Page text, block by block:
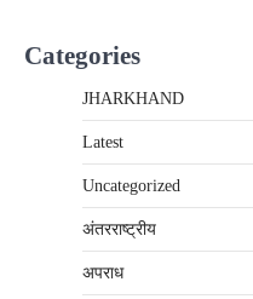
Categories
JHARKHAND
Latest
Uncategorized
अंतरराष्‍ट्रीय
अपराध